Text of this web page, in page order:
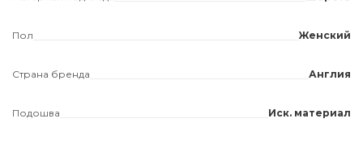
Пол Женский
Страна бренда Англия
Подошва Иск. материал